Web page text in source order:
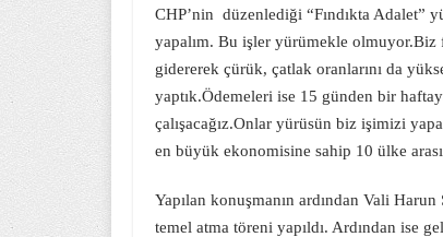
CHP’nin düzenlediği “Fındıkta Adalet”
yapalım. Bu işler yürümekle
gidererek çürük, çatlak oranlarını da
yaptık.Ödemeleri ise 15 günden bir
çalışacağız.Onlar yürüsün biz işimizi
en büyük ekonomisine sahip 10 ülke
Yapılan konuşmanın ardından Vali
temel atma töreni yapıldı. Ardından ise